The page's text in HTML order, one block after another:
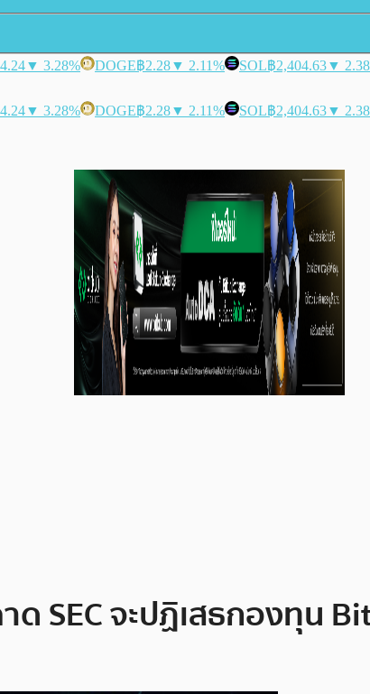
▼ 3.28% DOGE฿2.28▼ 2.11% SOL฿2,404.63▼
▼ 3.28% DOGE฿2.28▼ 2.11% SOL฿2,404.63▼
SEC จะปฏิเสธกองทุน